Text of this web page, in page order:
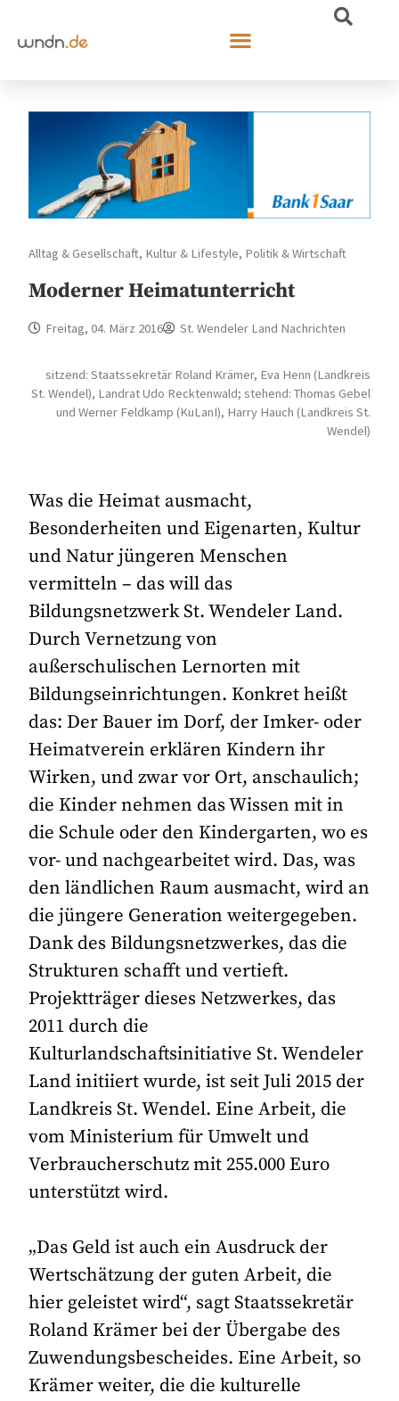
Alltag & Gesellschaft, Kultur & Lifestyle, Politik & Wirtschaft
Moderner Heimatunterricht
Freitag, 04. März 2016 St. Wendeler Land Nachrichten
sitzend: Staatssekretär Roland Krämer, Eva Henn (Landkreis
St. Wendel), Landrat Udo Recktenwald; stehend: Thomas Gebel
und Werner Feldkamp (KuLanI), Harry Hauch (Landkreis St.
Wendel)
Was die Heimat ausmacht,
Besonderheiten und Eigenarten, Kultur
und Natur jüngeren Menschen
vermitteln – das will das
Bildungsnetzwerk St. Wendeler Land.
Durch Vernetzung von
außerschulischen Lernorten mit
Bildungseinrichtungen. Konkret heißt
das: Der Bauer im Dorf, der Imker- oder
Heimatverein erklären Kindern ihr
Wirken, und zwar vor Ort, anschaulich;
die Kinder nehmen das Wissen mit in
die Schule oder den Kindergarten, wo es
vor- und nachgearbeitet wird. Das, was
den ländlichen Raum ausmacht, wird an
die jüngere Generation weitergegeben.
Dank des Bildungsnetzwerkes, das die
Strukturen schafft und vertieft.
Projektträger dieses Netzwerkes, das
2011 durch die
Kulturlandschaftsinitiative St. Wendeler
Land initiiert wurde, ist seit Juli 2015 der
Landkreis St. Wendel. Eine Arbeit, die
vom Ministerium für Umwelt und
Verbraucherschutz mit 255.000 Euro
unterstützt wird.
„Das Geld ist auch ein Ausdruck der
Wertschätzung der guten Arbeit, die
hier geleistet wird“, sagt Staatssekretär
Roland Krämer bei der Übergabe des
Zuwendungsbescheides. Eine Arbeit, so
Krämer weiter, die die kulturelle